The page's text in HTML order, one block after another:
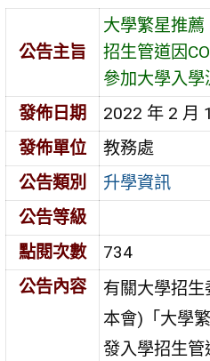
公告主旨
大學繁星推
招生管道因
參加大學入
發佈日期
2022 年 2 月
發佈單位
教務處
公告類別
升學資訊
公告等級
點閱次數
734
公告內容
有關大學招
本會)「大學
發入學招生